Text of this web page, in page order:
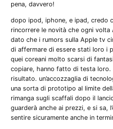
pena, davvero!
dopo ipod, iphone, e ipad, credo
rincorrere le novità che ogni
dato che i rumors sulla Apple tv
di affermare di essere stati loro i
quei coreani molto scarsi di
copiare, hanno fatto di testa loro.
risultato. un’accozzaglia di
una sorta di prototipo al limite
rimanga sugli scaffali dopo il
guarderà anche ai prezzi, e si sa,
sentire sicuramente anche in